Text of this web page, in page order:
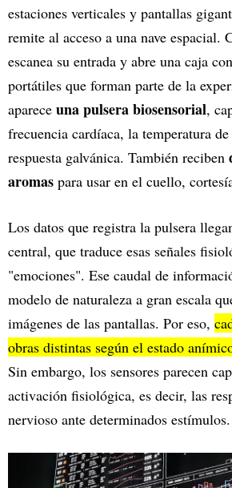
estaciones verticales y pantallas
remite al acceso a una nave espacial.
escanea su entrada y abre una caja
portátiles que forman parte de la
aparece una pulsera biosensorial,
frecuencia cardíaca, la temperatura
respuesta galvánica. También reciben
aromas para usar en el cuello,
Los datos que registra la pulsera
central, que traduce esas señales
"emociones". Ese caudal de
modelo de naturaleza a gran escala
imágenes de las pantallas. Por eso,
obras distintas según el estado
Sin embargo, los sensores parecen
activación fisiológica, es decir, las
nervioso ante determinados estímulos.